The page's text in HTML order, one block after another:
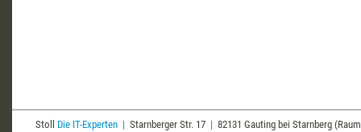
Stoll Die IT-Experten | Starnberger Str. 17 | 82131 Gauting bei Starnberg